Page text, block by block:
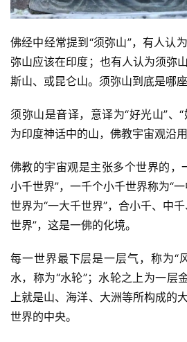
佛经中经常提到“须弥山”，有人认
弥山应该在印度；也有人认为须弥
斯山、或昆仑山。须弥山到底是哪
须弥山是音译，意译为“好光山”、“
为印度神话中的山，佛教宇宙观沿用
佛教的宇宙观是主张多个世界的，
小千世界”，一千个小千世界称为“
世界为“一大千世界”，合小千、中
世界”，这是一佛的化境。
每一世界最下层是一层气，称为“
水，称为“水轮”；水轮之上为一层
上就是山、海洋、大洲等所构成的
世界的中央。